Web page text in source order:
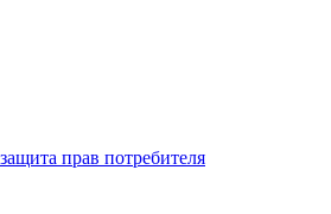
прав потребителя